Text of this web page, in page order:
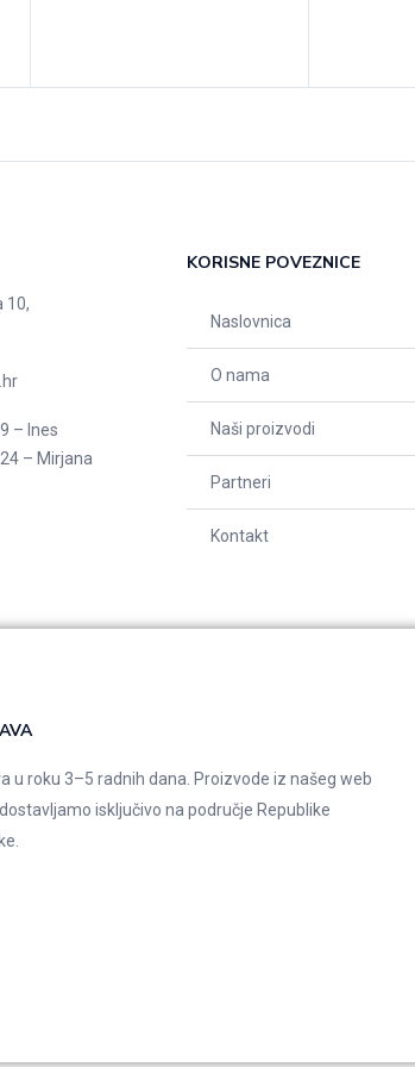
10,
– Ines
– Mirjana
KORISNE POVEZNICE
Naslovnica
O nama
Naši proizvodi
Partneri
Kontakt
u roku 3–5 radnih dana. Proizvode iz našeg web
isključivo na područje Republike